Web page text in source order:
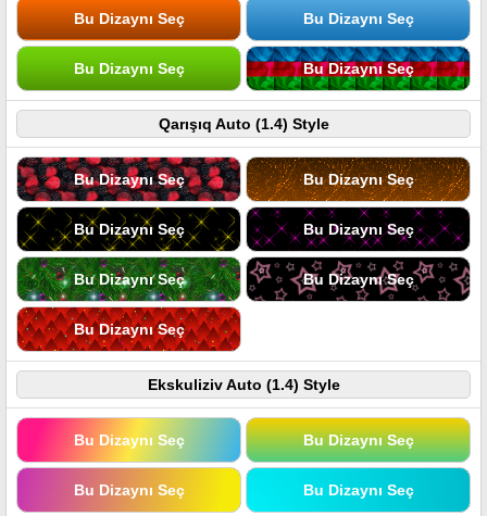
Bu Dizaynı Seç Bu Dizaynı Seç
Bu Dizaynı Seç Bu Dizaynı Seç
Qarışıq Auto (1.4) Style
Bu Dizaynı Seç Bu Dizaynı Seç
Bu Dizaynı Seç Bu Dizaynı Seç
Bu Dizaynı Seç Bu Dizaynı Seç
Bu Dizaynı Seç
Ekskuliziv Auto (1.4) Style
Bu Dizaynı Seç Bu Dizaynı Seç
Bu Dizaynı Seç Bu Dizaynı Seç